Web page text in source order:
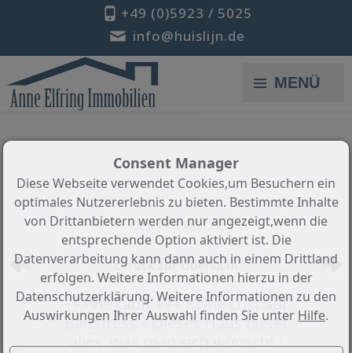
MENÜ
+49 (0)5923 / 5025
info@huislijn.de
Objekt 8 von 18
Zurück zur Übersicht
+++Verkauft +++ Keine Lust auf
Baustress ? Dieses Haus bietet
alles, was man sich wünscht !
Consent Manager
Diese Webseite verwendet Cookies,um Besuchern ein
optimales Nutzererlebnis zu bieten. Bestimmte Inhalte
von Drittanbietern werden nur angezeigt,wenn die
entsprechende Option aktiviert ist. Die
Datenverarbeitung kann dann auch in einem Drittland
erfolgen. Weitere Informationen hierzu in der
Datenschutzerklärung. Weitere Informationen zu den
Auswirkungen Ihrer Auswahl finden Sie unter Hilfe.